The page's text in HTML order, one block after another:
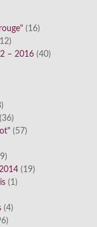
(16)
– 2016 (40)
(36)
(57)
(19)
(1)
(4)